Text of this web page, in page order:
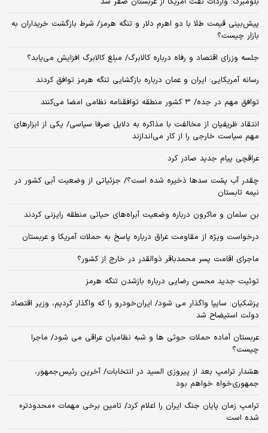
پیش‌بینی قیمت طلا با دو اهرم دلار و تنگه هرمز/ شرط بازگشت خریداران به
بازار چیست؟
جلسه وزرای اقتصاد و رفاه درباره کالابرگ/ مبلغ کالابرگ افزایش می‌یابد؟
رسانه آمریکایی: ایران و عمان درباره بازگشایی تنگه هرمز توافق کردند
توافق مهم در جده/ ۳ کشور منطقه توافقنامه نظامی امضا می‌کنند
انتقاد ظریفیان از مخالفت با مذاکره به دلایل صرفا سیاسی/ یکی از ابزارهای
مهم سیاست خارجی را از کار می‌اندازند
عراقچی پیام جدید صادر کرد
چقدر آب پشت سدها ذخیره شده است؟/ جزئیاتی از وضعیت آبی کشور در
نیمه تابستان
بن سلمان و ماکرون درباره وضعیت آبراه‌های حیاتی منطقه رایزنی کردند
درخواست ویژه از مقاومت عراق درباره پاسخ به حملات آمریکا و عربستان
ماجرای اقامت پسر محمدباقر ذوالقدر در خارج از کشور؟
توئیت جدید محسن رضایی درباره بازشدن تنگه هرمز
پزشکیان: سایپا واگذار می شود/ ایران‌خودرو را که واگذار کردیم، وزیر اقتصاد
دولت استیضاح شد
عربستان آماده حملات حوثی ها و شبه نظامیان عراقی می شود/ ماجرا
چیست؟
هشدار ترامپ بعد از پیروزی السید در انتخابات/ آخرین رئیس‌جمهور،
جمهوری‌خواه خواهم بود
ترامپ زمان پایان جنگ ایران را اعلام کرد/ تامین برخی مهمات «محدودتر»
شده است